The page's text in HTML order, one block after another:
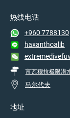
热线电话
+960 7788130
haxanthoalib
富瓦穆拉极限潜
马尔代夫
地址